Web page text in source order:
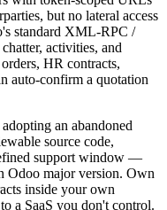
but no lateral access
standard XML-RPC /
activities, and
HR contracts,
auto-confirm a quotation
an abandoned
source code,
support window —
Odoo major version. Own
inside your own
a SaaS you don't control.